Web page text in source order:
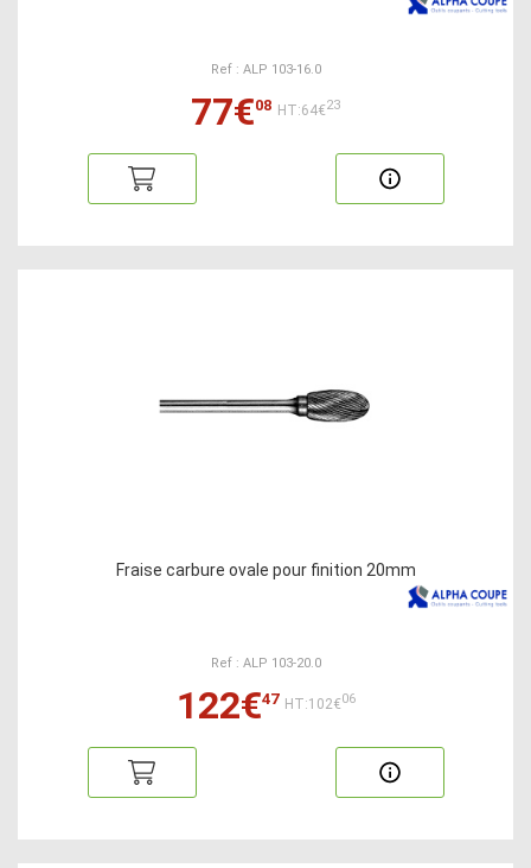
Ref : ALP 103-16.0
77€08 HT:64€23
Fraise carbure ovale pour finition 20mm
Ref : ALP 103-20.0
122€47 HT:102€06